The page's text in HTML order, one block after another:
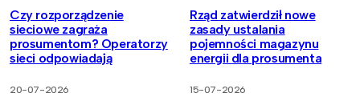
Czy rozporządzenie
sieciowe zagraża
prosumentom? Operatorzy
sieci odpowiadają
20-07-2026
Rząd zatwierdził nowe
zasady ustalania
pojemności magazynu
energii dla prosumenta
15-07-2026